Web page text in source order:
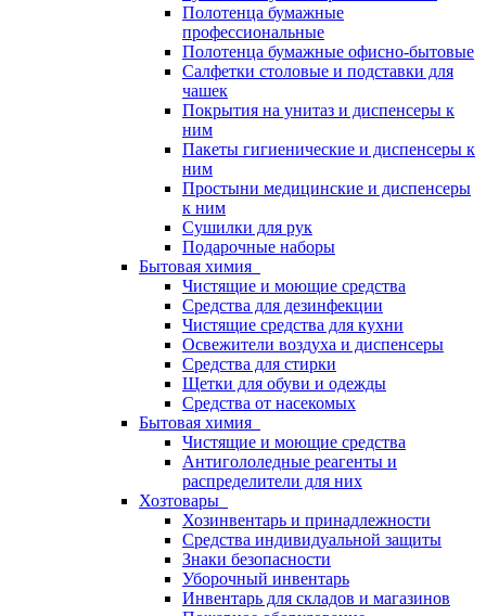
Полотенца бумажные
профессиональные
Полотенца бумажные офисно-бытовые
Салфетки столовые и подставки для
чашек
Покрытия на унитаз и диспенсеры к
ним
Пакеты гигиенические и диспенсеры к
ним
Простыни медицинские и диспенсеры
к ним
Сушилки для рук
Подарочные наборы
Бытовая химия
Чистящие и моющие средства
Средства для дезинфекции
Чистящие средства для кухни
Освежители воздуха и диспенсеры
Средства для стирки
Щетки для обуви и одежды
Средства от насекомых
Бытовая химия
Чистящие и моющие средства
Антигололедные реагенты и
распределители для них
Хозтовары
Хозинвентарь и принадлежности
Средства индивидуальной защиты
Знаки безопасности
Уборочный инвентарь
Инвентарь для складов и магазинов